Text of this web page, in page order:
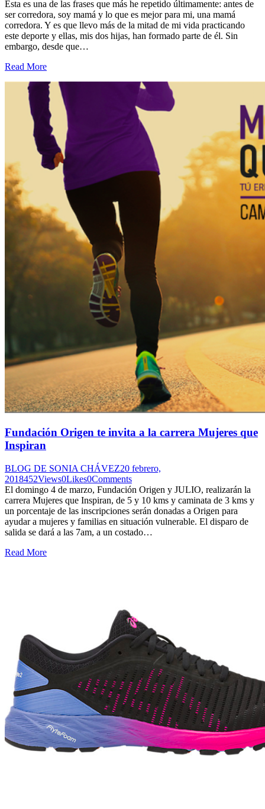
Esta es una de las frases que más he repetido últimamente: antes de
ser corredora, soy mamá y lo que es mejor para mi, una mamá
corredora. Y es que llevo más de la mitad de mi vida practicando
este deporte y ellas, mis dos hijas, han formado parte de él. Sin
embargo, desde que…
Read More
Fundación Origen te invita a la carrera Mujeres que
Inspiran
BLOG DE SONIA CHÁVEZ20 febrero,
2018452Views0Likes0Comments
El domingo 4 de marzo, Fundación Origen y JULIO, realizarán la
carrera Mujeres que Inspiran, de 5 y 10 kms y caminata de 3 kms y
un porcentaje de las inscripciones serán donadas a Origen para
ayudar a mujeres y familias en situación vulnerable. El disparo de
salida se dará a las 7am, a un costado…
Read More